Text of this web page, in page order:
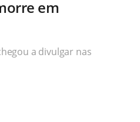
em
a divulgar nas